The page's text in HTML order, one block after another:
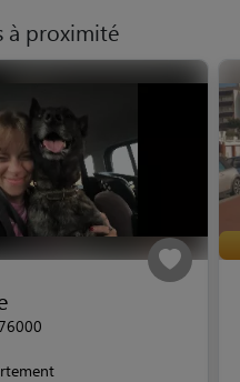
à proximité